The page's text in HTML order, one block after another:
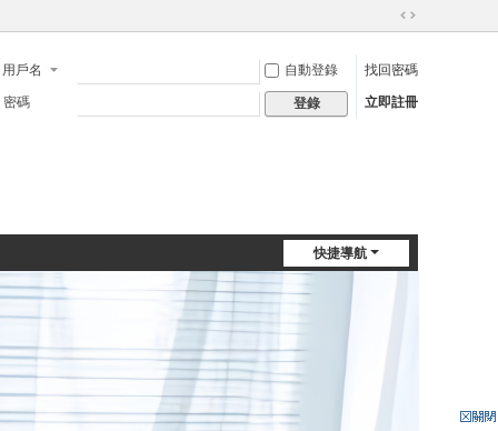
切
到
寬
版
用戶名 自動登錄 找回密碼
密碼 登錄 立即註冊
快捷導航